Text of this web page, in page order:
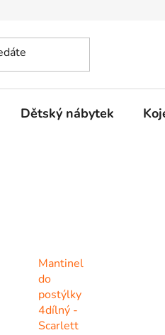
Dětský nábytek
Mantinel
do
postýlky
4dílný -
Scarlett